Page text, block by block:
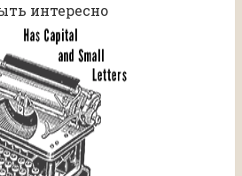
интересно